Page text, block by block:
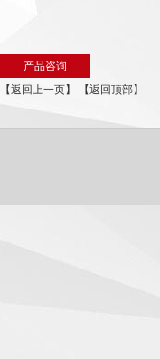
产品咨询
【返回上一页】
【返回顶部】